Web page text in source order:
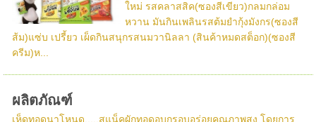
ใหม่ รสคลาสสิค(ซองสีเขียว)กลมกล่อม
หวาน มันกินเพลินรสต้มยำกุ้งมังกร(ซองสี
ส้ม)แซ่บ เปรี้ยว เผ็ดกินสนุกรสนมวานิลลา (สินค้าหมดสต็อก)(ซองสี
ครีม)ห...
ผลิตภัณฑ์
เห็ดทอดนาโหนด.....สแน็คผักทอดอบกรอบอร่อยคุณภาพสูง โดยการ